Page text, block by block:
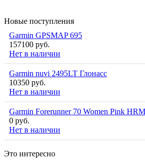
Новые поступления
Garmin GPSMAP 695
157100 руб.
Нет в наличии
Garmin nuvi 2495LT Глонасс
10350 руб.
Нет в наличии
Garmin Forerunner 70 Women Pink HRM
0 руб.
Нет в наличии
Это интересно